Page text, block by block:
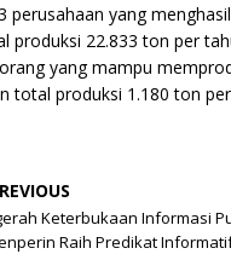
perusahaan yang
produksi 22.833 ton per
yang mampu
total produksi 1.180 ton
Keterbukaan Informasi
Raih Predikat